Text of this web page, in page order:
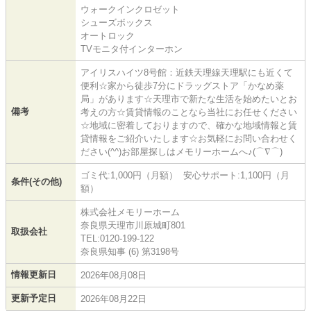
ウォークインクロゼット
シューズボックス
オートロック
TVモニタ付インターホン
備考
アイリスハイツ8号館：近鉄天理線天理駅にも近くて
便利☆家から徒歩7分にドラッグストア「かなめ薬
局」があります☆天理市で新たな生活を始めたいとお
考えの方☆賃貸情報のことなら当社にお任せください
☆地域に密着しておりますので、確かな地域情報と賃
貸情報をご紹介いたします☆お気軽にお問い合わせく
ださい(^^)お部屋探しはメモリーホームへ♪(⌒∇⌒)
条件(その他)
ゴミ代:1,000円（月額） 安心サポート:1,100円（月
額）
取扱会社
株式会社メモリーホーム
奈良県天理市川原城町801
TEL:0120-199-122
奈良県知事 (6) 第3198号
情報更新日 2026年08月08日
更新予定日 2026年08月22日